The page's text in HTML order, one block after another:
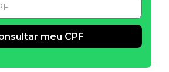
meu CPF